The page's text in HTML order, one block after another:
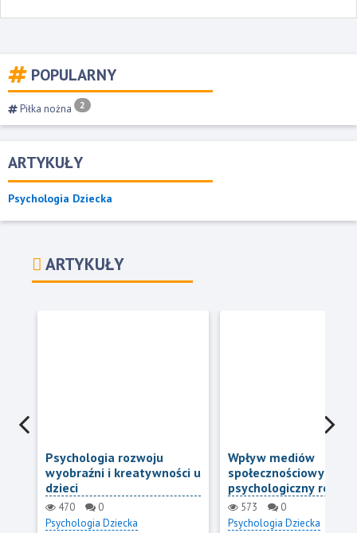
POPULARNY
Piłka nożna 2
ARTYKUŁY
Psychologia Dziecka
ARTYKUŁY
Psychologia rozwoju
wyobraźni i kreatywności u
dzieci
470
0
Psychologia Dziecka
Wpływ mediów
społecznościowych na
psychologiczny
samoocenę
573
0
Psychologia Dziecka